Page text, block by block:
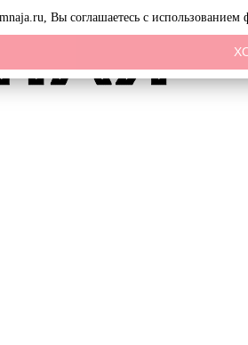
Вы соглашаетесь с использованием